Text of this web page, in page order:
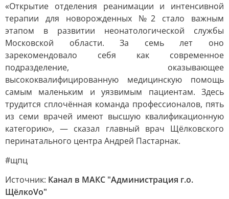
«Открытие отделения реанимации и интенсивной
терапии для новорожденных №2 стало важным
этапом в развитии неонатологической службы
Московской области. За семь лет оно
зарекомендовало себя как современное
подразделение, оказывающее
высококвалифицированную медицинскую помощь
самым маленьким и уязвимым пациентам. Здесь
трудится сплочённая команда профессионалов, пять
из семи врачей имеют высшую квалификационную
категорию», — сказал главный врач Щёлковского
перинатального центра Андрей Пастарнак.
#щпц
Источник: Канал в МАКС "Администрация г.о.
ЩёлкоVо"